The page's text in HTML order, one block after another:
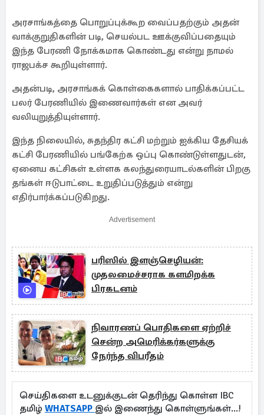
அரசாங்கத்தை பொறுப்புக்கூற வைப்பதற்கும் அதன்
வாக்குறுதிகளின் படி, செயல்பட ஊக்குவிப்பதையும்
இந்த பேரணி நோக்கமாக கொண்டது என்று நாமல்
ராஜபக்ச கூறியுள்ளார்.
அதன்படி, அரசாங்கக் கொள்கைகளால் பாதிக்கப்பட்ட
பலர் பேரணியில் இணைவார்கள் என அவர்
வலியுறுத்தியுள்ளார்.
இந்த நிலையில், சுதந்திர கட்சி மற்றும் ஐக்கிய தேசியக்
கட்சி பேரணியில் பங்கேற்க ஒப்பு கொண்டுள்ளதுடன்,
ஏனைய கட்சிகள் உள்ளக கலந்துரையாடல்களின் பிறகு
தங்கள் ஈடுபாட்டை உறுதிப்படுத்தும் என்று
எதிர்பார்க்கப்படுகிறது.
Advertisement
பரிஸில் இளஞ்செழியன்:
முதலமைச்சராக களமிறக்க
பிரகடனம்
நிவாரணப் பொதிகளை ஏற்றிச்
சென்ற அமெரிக்கர்களுக்கு
நேர்ந்த விபரீதம்
செய்திகளை உடனுக்குடன் தெரிந்து கொள்ள IBC
தமிழ் WHATSAPP இல் இணைந்து கொள்ளுங்கள்...!